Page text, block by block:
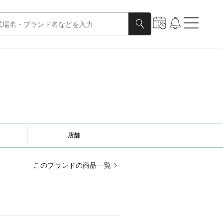
店舗
このブランドの商品一覧